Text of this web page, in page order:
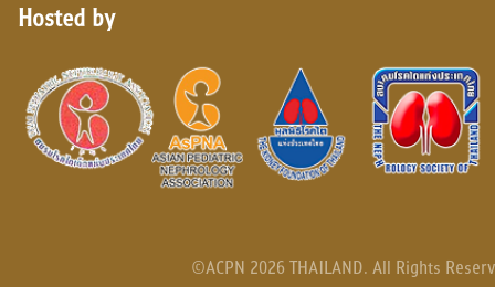
Hosted by
©ACPN 2026 THAILAND. All Rights